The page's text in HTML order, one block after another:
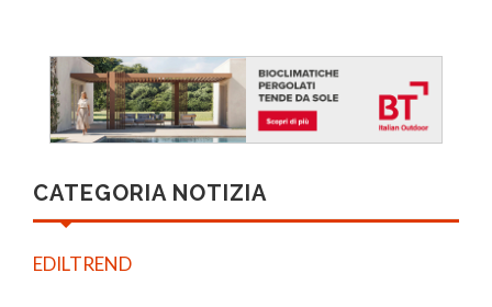
CATEGORIA NOTIZIA
EDILTREND